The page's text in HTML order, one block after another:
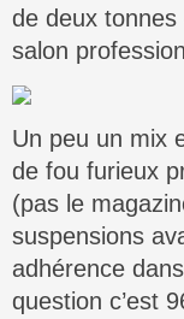
de deux
salon
Un peu un mix
de fou furieux
(pas le
suspensions
adhérence
question c’est